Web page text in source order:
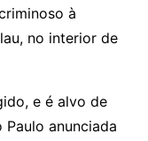
à
no interior de
e é alvo de
anunciada